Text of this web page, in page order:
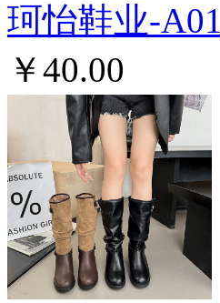
珂怡鞋业-A01
￥40.00